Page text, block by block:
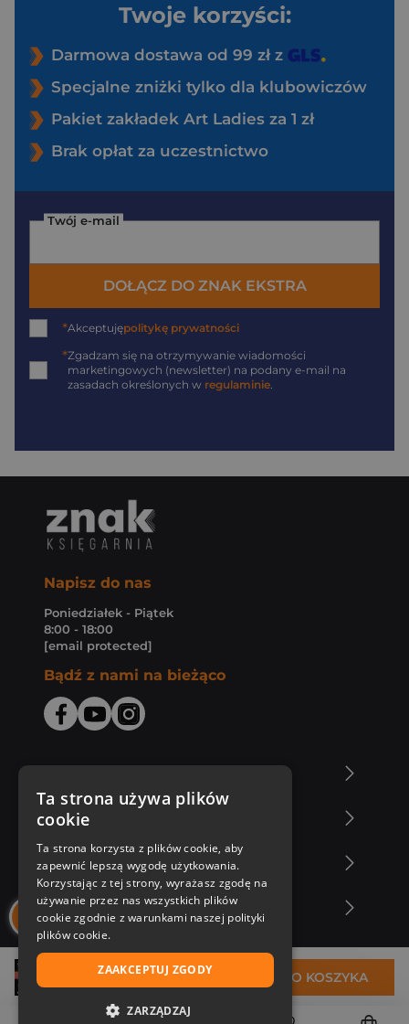
30,32 zł DO KOSZYKA
Twoje korzyści:
Darmowa dostawa od 99 zł z
Specjalne zniżki tylko dla klubowiczów
Pakiet zakładek Art Ladies za 1 zł
Brak opłat za uczestnictwo
Twój e-mail
DOŁĄCZ DO ZNAK EKSTRA
*Akceptujępolitykę prywatności
*Zgadzam się na otrzymywanie wiadomości
marketingowych (newsletter) na podany e-mail na
zasadach określonych w regulaminie
Napisz do nas
Poniedziałek - Piątek
8:00 - 18:00
[email protected]
Bądź z nami na bieżąco
Zakupy u nas
Nasza oferta
Nasi autorzy
Ta strona używa plików
cookie
Ta strona korzysta z plików cookie, aby
zapewnić lepszą wygodę użytkowania.
Korzystając z tej strony, wyrażasz zgodę na
używanie przez nas wszystkich plików
cookie zgodnie z warunkami naszej polityki
plików cookie.
ZAAKCEPTUJ ZGODY
ZARZĄDZAJ